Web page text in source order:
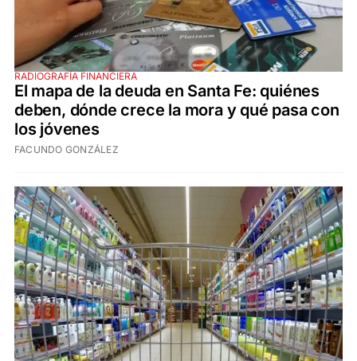
RADIOGRAFÍA FINANCIERA
El mapa de la deuda en Santa Fe: quiénes
deben, dónde crece la mora y qué pasa con
los jóvenes
FACUNDO GONZÁLEZ